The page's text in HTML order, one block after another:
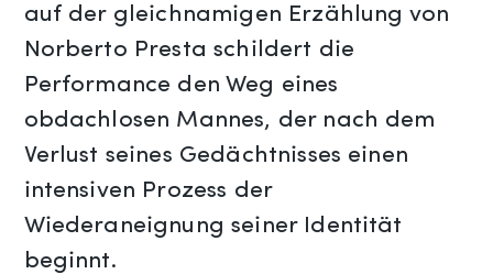
auf der gleichnamigen Erzählung von
Norberto Presta schildert die
Performance den Weg eines
obdachlosen Mannes, der nach dem
Verlust seines Gedächtnisses einen
intensiven Prozess der
Wiederaneignung seiner Identität
beginnt.